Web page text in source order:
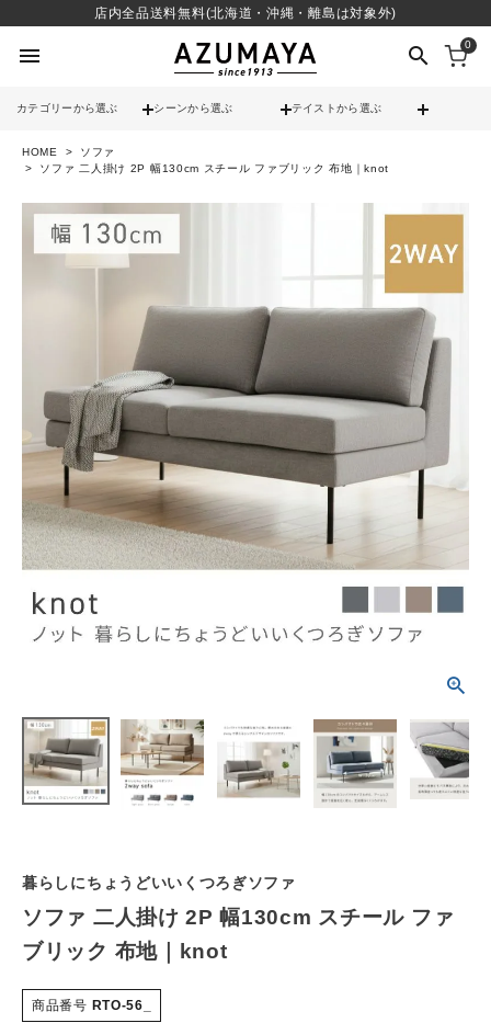
店内全品送料無料(北海道・沖縄・離島は対象外)
menu search 0
カテゴリーから選ぶ シーンから選ぶ テイストから選ぶ
check 送料無料
check 12時までのご注文で当日出荷
※営業日(平日)に限る
search
よくある質問
052-241-3103
schedule
ACCOUNT MENU
meeting_room ログイン person 会員登録
シーンから選ぶ
テイストから選ぶ
ご利用ガイド
HOME
ソファ
ソファ 二人掛け 2P 幅130cm スチール ファブリック 布地｜knot
暮らしにちょうどいいくつろぎソファ
ソファ 二人掛け 2P 幅130cm スチール ファ
ブリック 布地｜knot
商品番号 RTO-56_